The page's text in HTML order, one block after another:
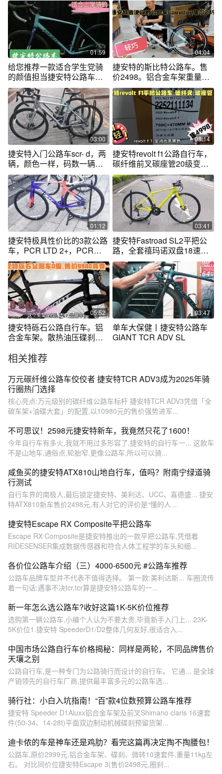
01:59
给您推荐一款适合学生党骑
的颜值担当捷安特公路车
——斯比得/D
04:04
捷安特的斯比特公路车。售
价2498。铝合金车架重量轻
巧！
03:00
捷安特入门公路车scr- d，两
辆，颜色一样，码数一辆，
都是s码
08:14
捷安特revolt f1公路自行车，
碳纤维前叉碳座管20级变速
器。帅
01:12
捷安特极具性价比的3款公路
车，PCR LTD 2+，PCR
LTD 2，SCR2
03:41
捷安特Fastroad SL2平把公
路，全套禧玛诺双盘18速，
城市通勤必选
05:52
捷安特砾石公路自行车。铝
合金车架。散热油压碟刹。
03:47
单车大保健丨捷安特公路车
GIANT TCR ADV SL
相关推荐
万元碳纤维公路车佼佼者 捷安特TCR ADV3成为2025年骑
行圈热门选择
核心亮点:万元级别的碳纤维公路车标杆 捷安特TCR ADV3凭借「全
碳车架+油碟大套」的配置,以10980元的售价强势进军...
不可思议！2598元捷安特新车，我竟然只花了1600！
今年自行车有多火,我就不用过多形容了,捷安特的自行车一... 这款车
不是山地车,通俗点,轮胎窄,更像公路车,所以可以骑...
咸鱼买的捷安特ATX810山地自行车，值吗？附南宁绿道骑
行测试
自行车界的南极人,最后锁定捷安特、美利达、UCC、喜德盛... 捷安
特ATX810新车售价2498元,有人对它的评价是“懂的人...
捷安特Escape RX Composite平把公路车
Escape RX Composite是捷安特推出的一款平把公路车,凭借着
RIDESENSER集成数据传感器和符合人体工程学的车头和细...
各价位公路车介绍（三）4000-6500元 #公路车推荐
公路车品牌车型并不代表不值得选择。·第一款:美利达斯... 车圈流传
着一句话:遇事不决tcr,tcr算是捷安特公路车的一...
新一年怎么选公路车?收好这篇1K-5K价位推荐
选购第一辆公路车,小编个人认为不要太贵,毕竟新手入门上... 23K-
5K价位1.捷安特 SpeederD1/D2整体几何友好,很适合入...
中国市场公路自行车价格揭秘：同样是两轮，不同品牌售价
天壤之别
公路自行车,是一种专门为公路骑行而设计的自行车。 它通... 是全球
产销领先的自行车厂商,提供最丰富多元的公路车选...
骑行社：小白入坑指南！“百”款4位数预算公路车推荐
捷安特 Speeder D1Aluxx铝合金车架及前叉Shimano claris 16速套
件(50-34、14-28t)平面双边制动机械碟刹预留货架...
迪卡侬的车是神车还是鸡肋？看完这篇再决定掏不掏腰包！
公路车,原价2999元,铝合金车架、碟刹、微转10速套件,重量11kg左
右。 对比同价位捷安特Escape 3(售价2498元,圈刹...